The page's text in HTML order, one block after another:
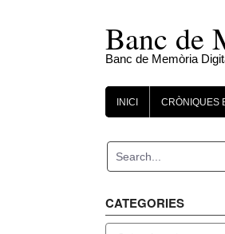
Banc de
Banc de Memòria
INICI CRÒNIQUES
CATEGORIES